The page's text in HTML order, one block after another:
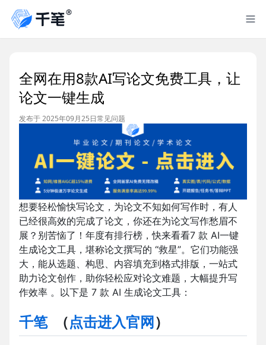
全网在用8款AI写论文免费工具，让
论文一键生成
发布于 2025年09月25日常见问题
想要轻松愉快写论文，为论文不知如何写作时，有人
已经很高效的完成了论文，你还在为论文写作愁眉不
展？别苦恼了！年度有排行榜，快来看看7 款 AI一键
生成论文工具，堪称论文撰写的 “救星”。它们功能强
大，能从选题、构思、内容填充到格式排版，一站式
助力论文创作，助你轻松应对论文难题，大幅提升写
作效率 。以下是 7 款 AI 生成论文工具：
千笔 （点击进入官网 ）